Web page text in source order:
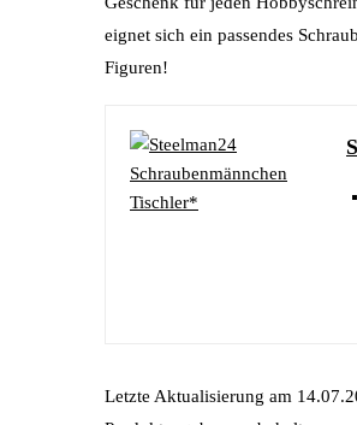
eignet sich ein passendes
Figuren!
Letzte Aktualisierung am